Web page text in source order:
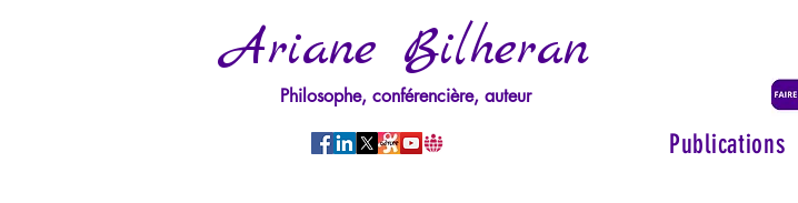
Ariane Bilheran
Philosophe, conférencière, auteur
Publications